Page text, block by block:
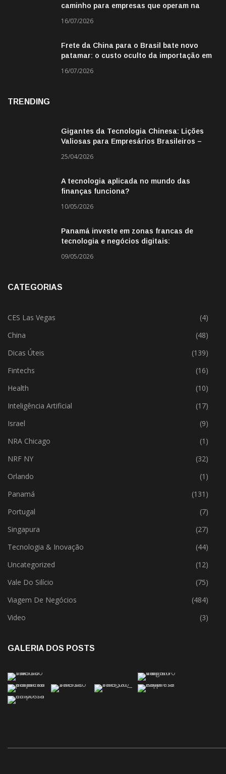
caminho para empresas que operam na
16/07/2026
Frete da China para o Brasil bate novo
patamar: o custo oculto da importação em
16/07/2026
TRENDING
Gigantes da Tecnologia Chinesa: Lições
Valiosas para Empresários Brasileiros –
25/04/2026
A tecnologia aplicada no mundo das
finanças funciona?
10/05/2026
Panamá investe em zonas francas de
tecnologia e negócios digitais:
09/05/2026
CATEGORIAS
CES Las Vegas
(4)
China
(48)
Dicas Úteis
(139)
Fintechs
(16)
Health
(10)
Inteligência Artificial
(17)
Israel
(9)
NRA Chicago
(1)
NRF NY
(32)
Orlando
(1)
Panamá
(131)
Portugal
(7)
Singapura
(27)
Tecnologia & Inovação
(44)
Uncategorized
(12)
Vale Do Silício
(75)
Viagem De Negócios
(484)
Video
(3)
GALERIA DOS POSTS